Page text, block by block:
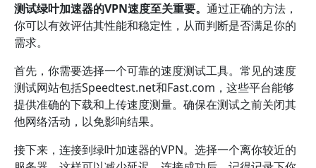
测试绿叶加速器的VPN速度至关重要。 通过正确的方法，
你可以有效评估其性能和稳定性，从而判断是否满足你的
需求。
首先，你需要选择一个可靠的速度测试工具。常见的速度
测试网站包括Speedtest.net和Fast.com，这些平台能够
提供准确的下载和上传速度测量。确保在测试之前关闭其
他网络活动，以免影响结果。
接下来，连接到绿叶加速器的VPN。选择一个离你较近的